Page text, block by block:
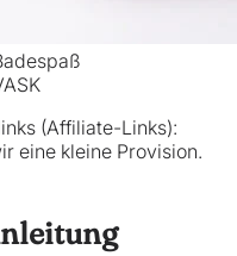
(Affiliate-Links):
eine kleine Provision.